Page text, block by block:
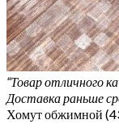
“Товар отличного
Доставка раньше
Хомут обжимной